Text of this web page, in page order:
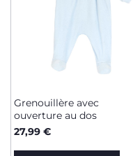
Grenouillère avec
ouverture au dos
27,99 €